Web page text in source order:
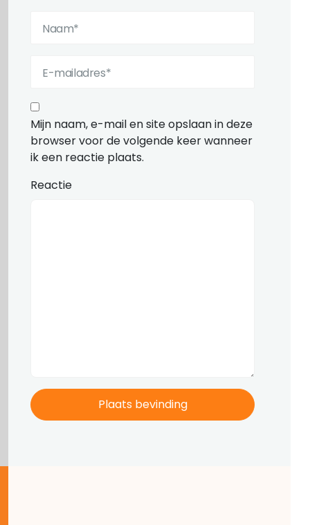
Mijn naam, e-mail en site opslaan in deze
browser voor de volgende keer wanneer
ik een reactie plaats.
Reactie